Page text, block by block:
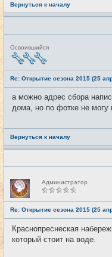
Вернуться к началу
Н
е
в
т
и
Освоившийся
Re: Открытие сезона 2015 (25
а можно адрес сбора
дома, но по фотке не могу
Вернуться к началу
Н
е
в
с
е
Администратор
Re: Открытие сезона 2015 (25
Краснопреснеская
который стоит на воде.